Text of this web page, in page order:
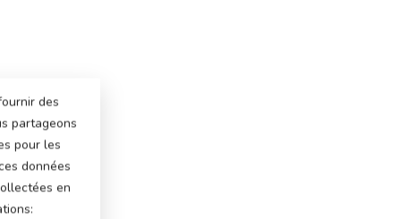
des
partageons
pour les
données
en